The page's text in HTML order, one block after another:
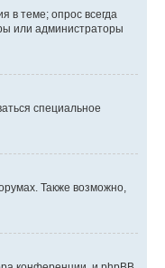
в теме; опрос всегда
или администраторы
специальное
Также возможно,